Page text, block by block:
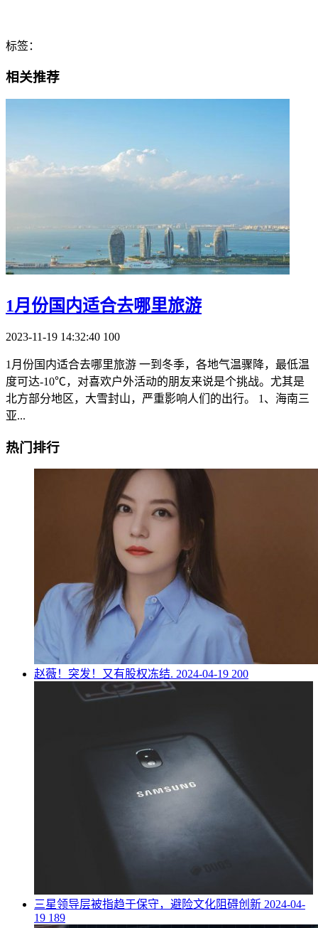
标签：
相关推荐
1月份国内适合去哪里旅游
2023-11-19 14:32:40 100
1月份国内适合去哪里旅游 一到冬季，各地气温骤降，最低温
度可达-10℃，对喜欢户外活动的朋友来说是个挑战。尤其是
北方部分地区，大雪封山，严重影响人们的出行。 1、海南三
亚...
热门排行
​赵薇！突发！又有股权冻结. 2024-04-19 200
​三星领导层被指趋于保守，避险文化阻碍创新 2024-04-
19 189